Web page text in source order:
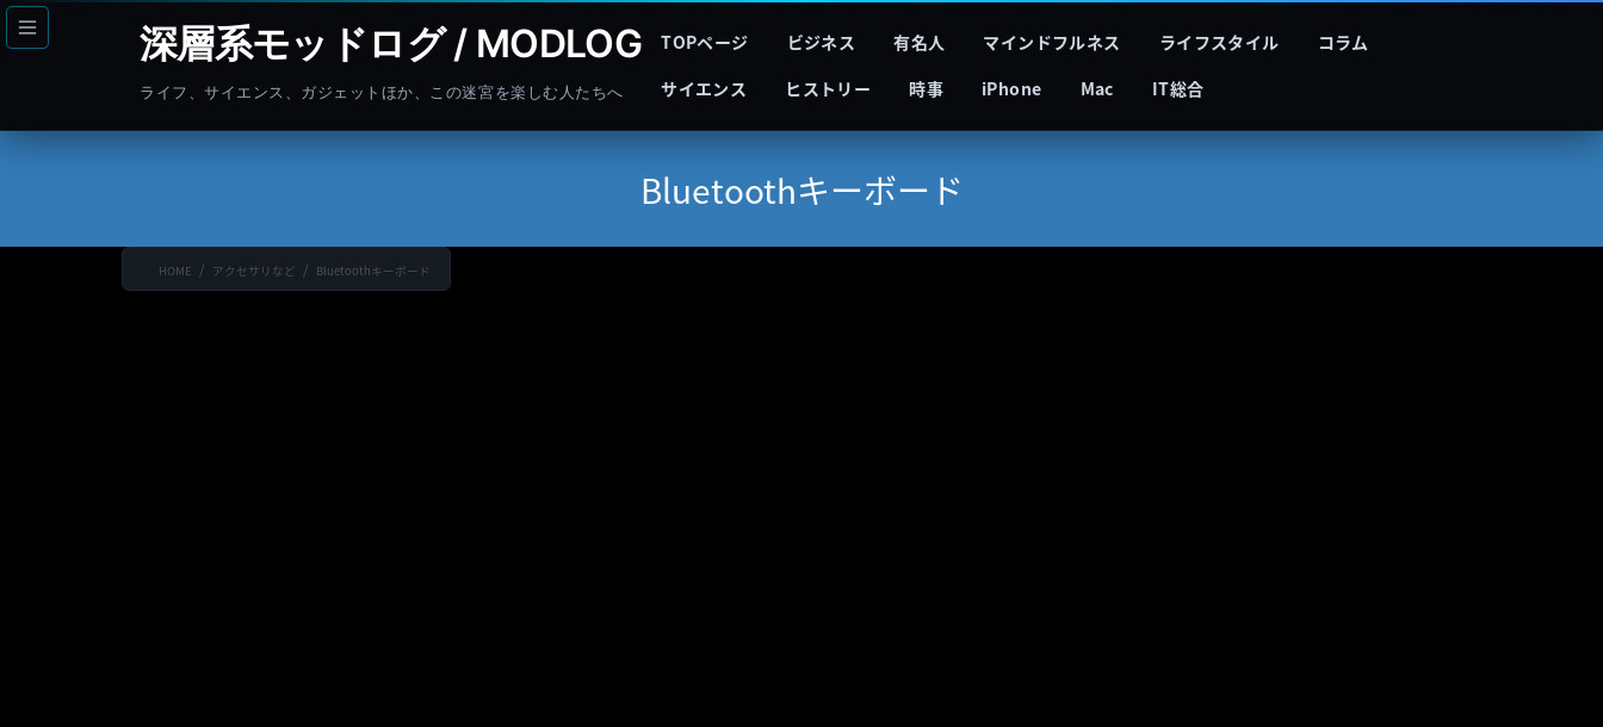
コ
ン
ナ
ビ
深層系モッドログ / MODLOG
ライフ、サイエンス、ガジェットほか、この迷宮を楽しむ人たちへ
TOPページ ビジネス 有名人 マインドフルネス ライフスタイル
コラム
サイエンス
ヒストリー 時事 iPhone Mac IT総合
Bluetoothキーボード
HOME アクセサリなど Bluetoothキーボード